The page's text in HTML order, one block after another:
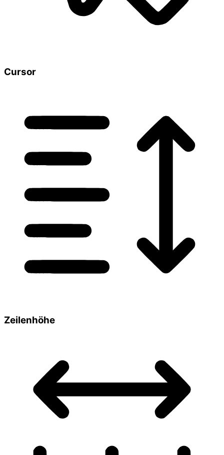
Cursor
Zeilenhöhe